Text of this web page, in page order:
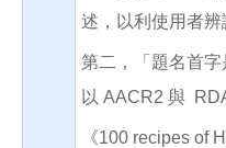
述，以利使用者辨
第二，「題名首
以 AACR2 與
《100 recipes of